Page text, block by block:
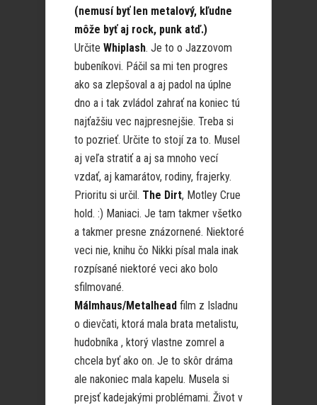
(nemusí byť len metalový, kľudne
môže byť aj rock, punk atď.)
Určite Whiplash. Je to o Jazzovom
bubeníkovi. Páčil sa mi ten progres
ako sa zlepšoval a aj padol na úplne
dno a i tak zvládol zahrať na koniec tú
najťažšiu vec najpresnejšie. Treba si
to pozrieť. Určite to stojí za to. Musel
aj veľa stratiť a aj sa mnoho vecí
vzdať, aj kamarátov, rodiny, frajerky.
Prioritu si určil. The Dirt, Motley Crue
hold. :) Maniaci. Je tam takmer všetko
a takmer presne znázornené. Niektoré
veci nie, knihu čo Nikki písal mala inak
rozpísané niektoré veci ako bolo
sfilmované.
Málmhaus/Metalhead film z Isladnu
o dievčati, ktorá mala brata metalistu,
hudobníka , ktorý vlastne zomrel a
chcela byť ako on. Je to skôr dráma
ale nakoniec mala kapelu. Musela si
prejsť kadejakými problémami. Život v